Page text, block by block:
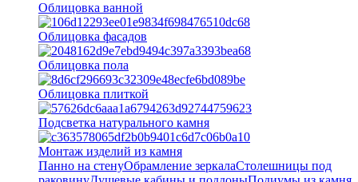
Облицовка ванной
Облицовка фасадов
Облицовка пола
Облицовка плиткой
Подсветка натурального камня
Монтаж изделий из камня
Панно на стенуОбрамление зеркалаСтолешницы под